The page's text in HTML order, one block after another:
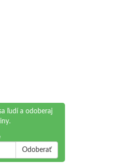
ľudí a odoberaj
Odoberať